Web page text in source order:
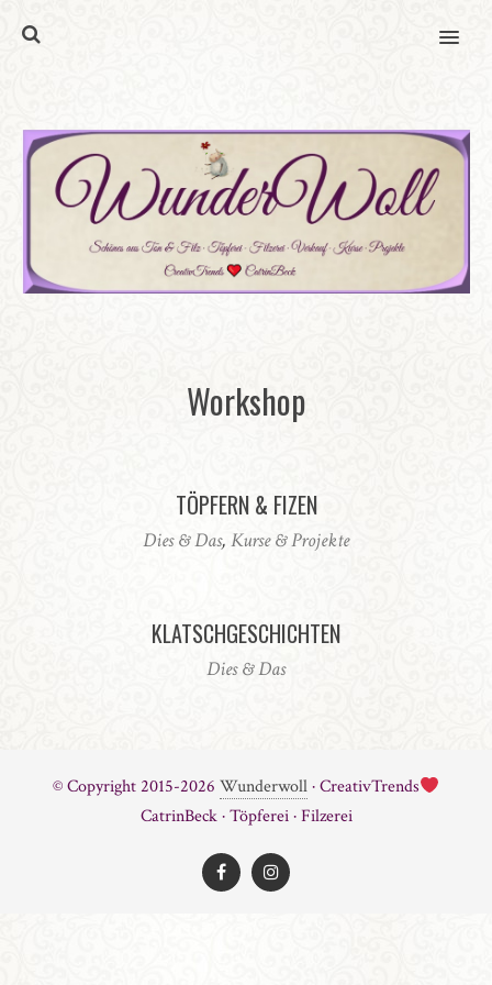
MENU
Workshop
TÖPFERN & FIZEN
Dies & Das, Kurse & Projekte
KLATSCHGESCHICHTEN
Dies & Das
© Copyright 2015-2026 Wunderwoll· CreativTrends
CatrinBeck · Töpferei · Filzerei